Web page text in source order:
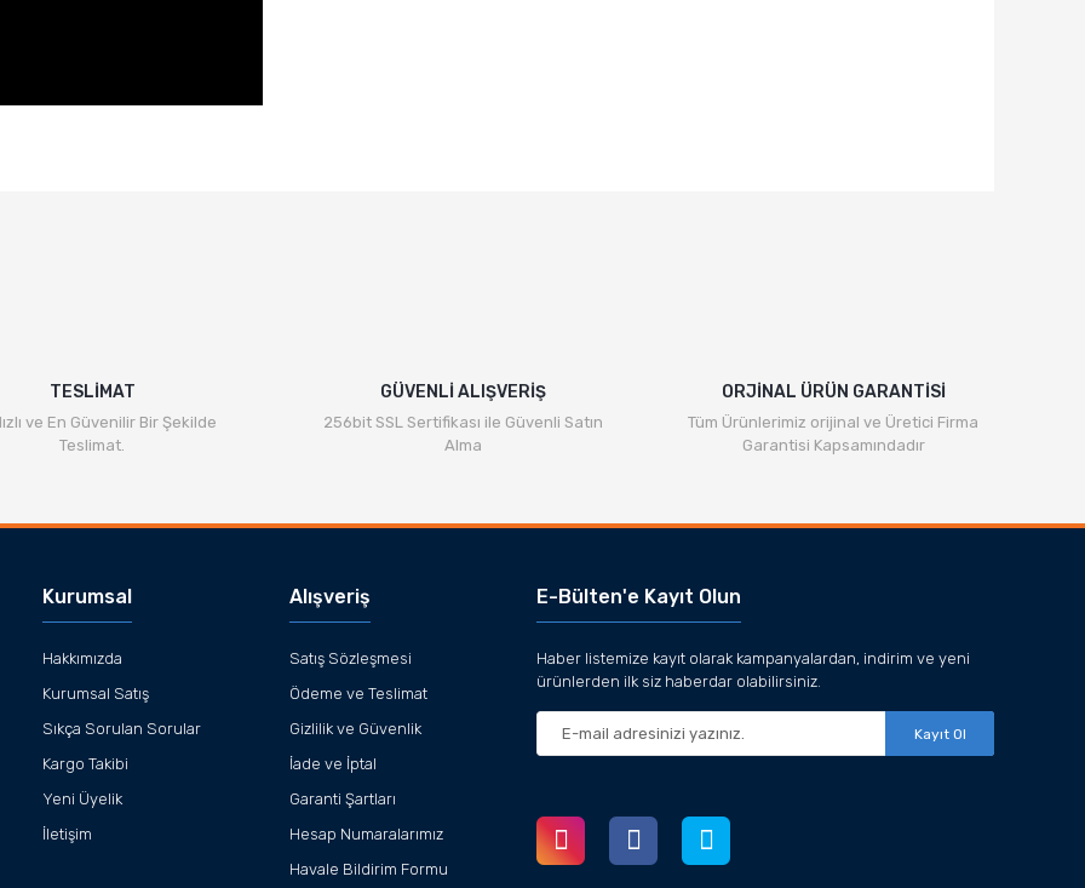
TESLİMAT
ve En Güvenilir Bir Şekilde
Teslimat.
GÜVENLİ ALIŞVERİŞ
256bit SSL Sertifikası ile Güvenli Satın
Alma
ORJİNAL ÜRÜN GARANTİSİ
Tüm Ürünlerimiz orijinal ve Üretici Firma
Garantisi Kapsamındadır
Kurumsal
Hakkımızda
Kurumsal Satış
Sıkça Sorulan Sorular
Kargo Takibi
Yeni Üyelik
İletişim
Alışveriş
Satış Sözleşmesi
Ödeme ve Teslimat
Gizlilik ve Güvenlik
İade ve İptal
Garanti Şartları
Hesap Numaralarımız
Havale Bildirim Formu
E-Bülten'e Kayıt Olun
Haber listemize kayıt olarak kampanyalardan, indirim ve yeni
ürünlerden ilk siz haberdar olabilirsiniz.
Kayıt Ol